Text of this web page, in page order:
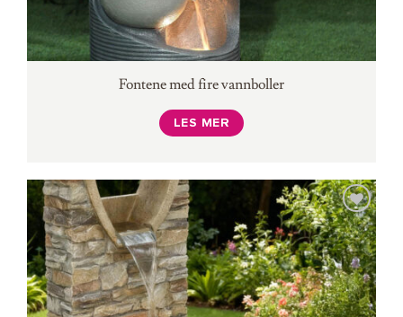
Fontene med fire vannboller
LES MER